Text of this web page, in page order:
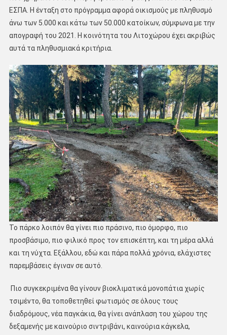
ΕΣΠΑ. Η ένταξη στο πρόγραμμα αφορά οικισμούς με πληθυσμό
άνω των 5.000 και κάτω των 50.000 κατοίκων, σύμφωνα με την
απογραφή του 2021. Η κοινότητα του Λιτοχώρου έχει ακριβώς
αυτά τα πληθυσμιακά κριτήρια.
Το πάρκο λοιπόν θα γίνει πιο πράσινο, πιο όμορφο, πιο
προσβάσιμο, πιο φιλικό προς τον επισκέπτη, και τη μέρα αλλά
και τη νύχτα. Εξάλλου, εδώ και πάρα πολλά χρόνια, ελάχιστες
παρεμβάσεις έγιναν σε αυτό.
Πιο συγκεκριμένα θα γίνουν βιοκλιματικά μονοπάτια χωρίς
τσιμέντο, θα τοποθετηθεί φωτισμός σε όλους τους
διαδρόμους, νέα παγκάκια, θα γίνει ανάπλαση του χώρου της
δεξαμενής με καινούριο σιντριβάνι, καινούρια κάγκελα,